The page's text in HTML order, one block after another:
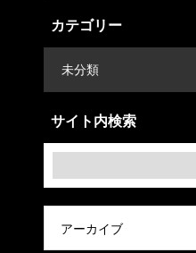
カテゴリー
未分類
サイト内検索
アーカイブ